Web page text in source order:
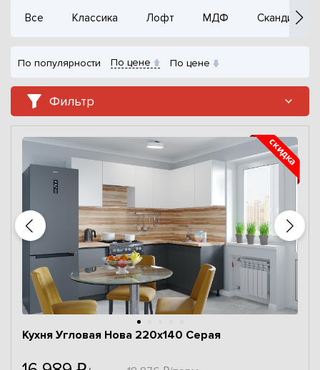
Все Классика Лофт МДФ Сканди
Фильтр
По популярности По цене По цене
Кухня Угловая Нова 220x140 Серая